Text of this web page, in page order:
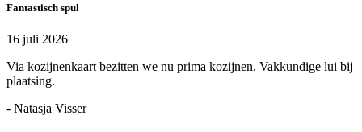
Fantastisch spul
16 juli 2026
Via kozijnenkaart bezitten we nu prima kozijnen. Vakkundige lui bij
plaatsing.
- Natasja Visser